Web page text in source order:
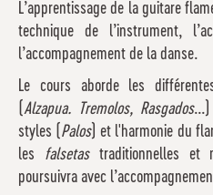
L’apprentissage de la guitare
technique de l’instrument,
l’accompagnement de la danse.
Le cours aborde les
Alzapua. Tremolos, Rasgados
styles ( Palos) et l'harmonie du
les falsetastraditionnelles et
poursuivra avec